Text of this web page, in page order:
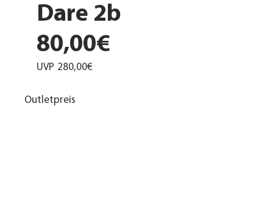
Dare 2b
80,00€
UVP 280,00€
Outletpreis